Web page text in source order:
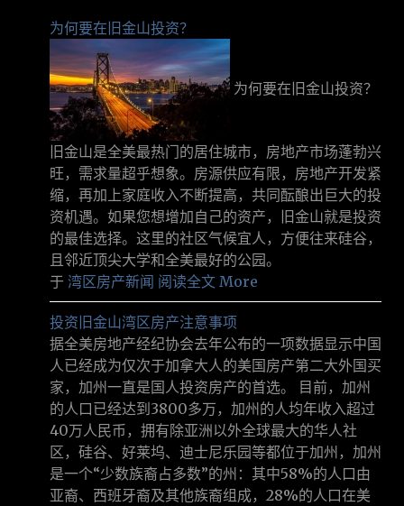
为何要在旧金山投资？
为何要在旧金山投资？
旧金山是全美最热门的居住城市，房地产市场蓬勃兴
旺，需求量超乎想象。房源供应有限，房地产开发紧
缩，再加上家庭收入不断提高，共同酝酿出巨大的投
资机遇。如果您想增加自己的资产，旧金山就是投资
的最佳选择。这里的社区气候宜人，方便往来硅谷，
且邻近顶尖大学和全美最好的公园。
于 湾区房产新闻 阅读全文 More
投资旧金山湾区房产注意事项
据全美房地产经纪协会去年公布的一项数据显示中国
人已经成为仅次于加拿大人的美国房产第二大外国买
家，加州一直是国人投资房产的首选。 目前，加州
的人口已经达到3800多万，加州的人均年收入超过
40万人民币，拥有除亚洲以外全球最大的华人社
区，硅谷、好莱坞、迪士尼乐园等都位于加州，加州
是一个“少数族裔占多数”的州：其中58%的人口由
亚裔、西班牙裔及其他族裔组成，28%的人口在美